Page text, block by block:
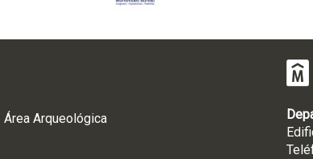
Arqueológica